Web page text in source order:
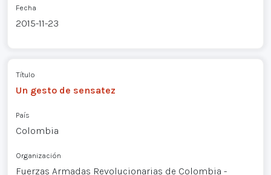
Fecha
2015-11-23
Título
Un gesto de sensatez
País
Colombia
Organización
Fuerzas Armadas Revolucionarias de Colombia -